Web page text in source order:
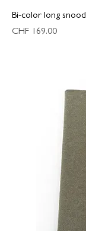
Bi-color long
Preis
CHF 169.00